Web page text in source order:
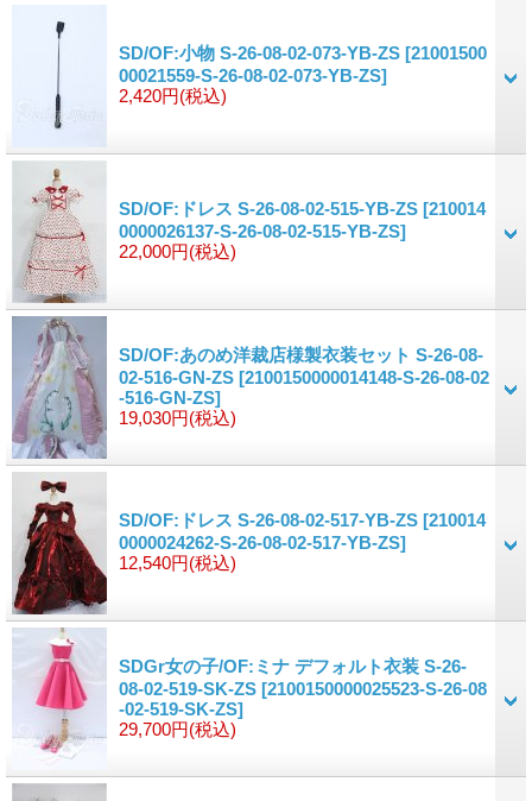
SD/OF:小物 S-26-08-02-073-YB-ZS [21001500
00021559-S-26-08-02-073-YB-ZS]
2,420円(税込)
SD/OF:ドレス S-26-08-02-515-YB-ZS [210014
0000026137-S-26-08-02-515-YB-ZS]
22,000円(税込)
SD/OF:あのめ洋裁店様製衣装セット S-26-08-
02-516-GN-ZS [2100150000014148-S-26-08-02
-516-GN-ZS]
19,030円(税込)
SD/OF:ドレス S-26-08-02-517-YB-ZS [210014
0000024262-S-26-08-02-517-YB-ZS]
12,540円(税込)
SDGr女の子/OF:ミナ デフォルト衣装 S-26-
08-02-519-SK-ZS [2100150000025523-S-26-08
-02-519-SK-ZS]
29,700円(税込)